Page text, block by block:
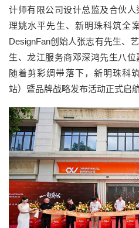
计师有限公司设计总监及合伙
理姚水平先生、新明珠科筑全
DesignFan创始人张志有先生、
生、龙江服务商邓深鸿先生八位
随着剪彩绸带落下，新明珠科
站）暨品牌战略发布活动正式启航